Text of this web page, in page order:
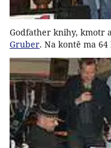
Godfather knihy, kmotr
Gruber. Na kontě ma